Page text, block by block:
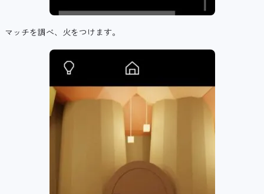
マッチを調べ、火をつけます。